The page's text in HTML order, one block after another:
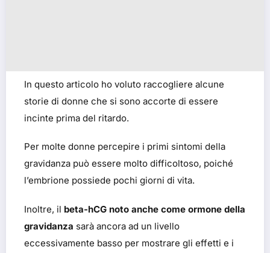
In questo articolo ho voluto raccogliere alcune
storie di donne che si sono accorte di essere
incinte prima del ritardo.
Per molte donne percepire i primi sintomi della
gravidanza può essere molto difficoltoso, poiché
l’embrione possiede pochi giorni di vita.
Inoltre, il beta-hCG noto anche come ormone della
gravidanza sarà ancora ad un livello
eccessivamente basso per mostrare gli effetti e i